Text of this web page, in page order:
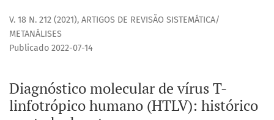
V. 18 N. 212 (2021), ARTIGOS DE REVISÃO SISTEMÁTICA/
METANÁLISES
Diagnóstico molecular de vírus T-
linfotrópico humano (HTLV): histórico
Publicado 2022-07-14